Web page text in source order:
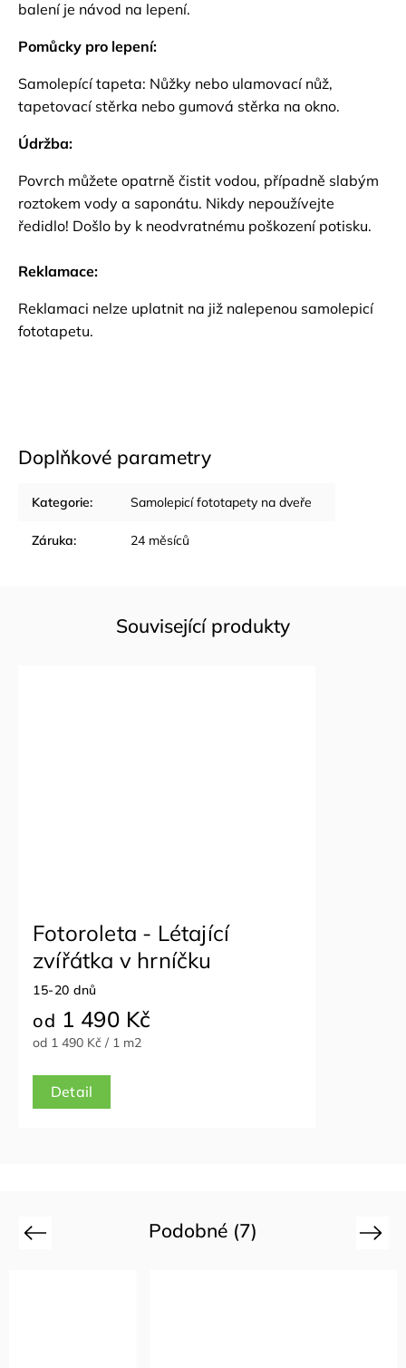
balení je návod na lepení.
Pomůcky pro lepení:
Samolepící tapeta: Nůžky nebo ulamovací nůž,
tapetovací stěrka nebo gumová stěrka na okno.
Údržba:
Povrch můžete opatrně čistit vodou, případně slabým
roztokem vody a saponátu. Nikdy nepoužívejte
ředidlo! Došlo by k neodvratnému poškození potisku.
Reklamace:
Reklamaci nelze uplatnit na již nalepenou samolepicí
fototapetu.
Doplňkové parametry
Kategorie: Samolepicí fototapety na dveře
Záruka: 24 měsíců
Související produkty
Fotoroleta - Létající
zvířátka v hrníčku
15-20 dnů
od 1 490 Kč
od 1 490 Kč / 1 m2
Detail
Podobné (7)
Previous Next